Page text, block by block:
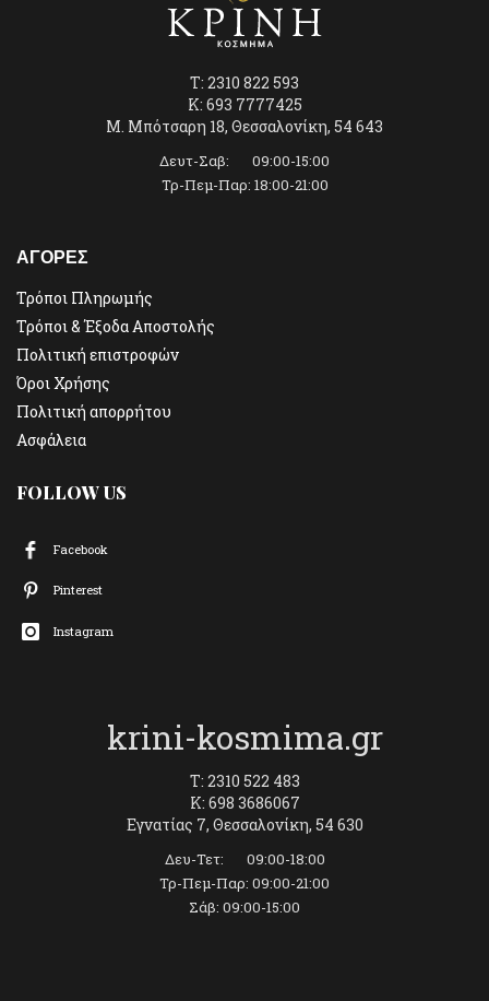
T: 2310 822 593
K: 693 7777425
Μ. Μπότσαρη 18, Θεσσαλονίκη, 54 643
Δευτ-Σαβ: 09:00-15:00
Τρ-Πεμ-Παρ: 18:00-21:00
ΑΓΟΡΕΣ
Τρόποι Πληρωμής
Τρόποι & Έξοδα Αποστολής
Πολιτική επιστροφών
Όροι Χρήσης
Πολιτική απορρήτου
Ασφάλεια
FOLLOW US
Facebook
Pinterest
Instagram
krini-kosmima.gr
T: 2310 522 483
K: 698 3686067
Εγνατίας 7, Θεσσαλονίκη, 54 630
Δευ-Τετ: 09:00-18:00
Τρ-Πεμ-Παρ: 09:00-21:00
Σάβ: 09:00-15:00